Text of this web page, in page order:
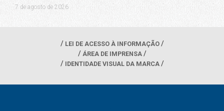
7 de agosto de 2026
LEI DE ACESSO À INFORMAÇÃO
ÁREA DE IMPRENSA
IDENTIDADE VISUAL DA MARCA